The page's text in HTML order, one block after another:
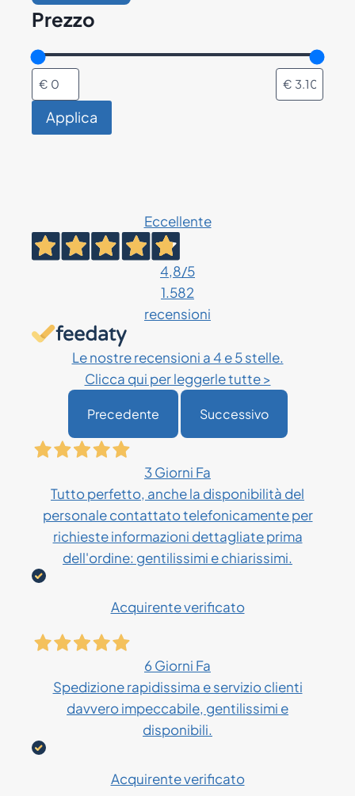
Prezzo
Applica
Eccellente
4,8/5
1.582
recensioni
Le nostre recensioni a 4 e 5 stelle.
Clicca qui per leggerle tutte >
Precedente Successivo
3 Giorni Fa
Tutto perfetto, anche la disponibilità del
personale contattato telefonicamente per
richieste informazioni dettagliate prima
dell'ordine: gentilissimi e chiarissimi.
Acquirente verificato
6 Giorni Fa
Spedizione rapidissima e servizio clienti
davvero impeccabile, gentilissimi e
disponibili.
Acquirente verificato